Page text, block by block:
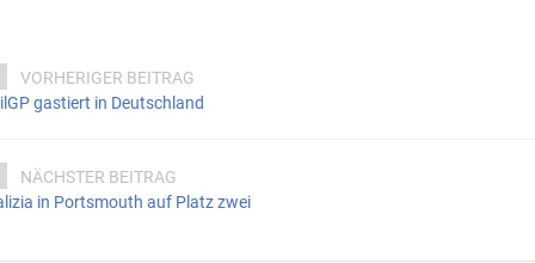
VORHERIGER BEITRAG
gastiert in Deutschland
NÄCHSTER BEITRAG
in Portsmouth auf Platz zwei